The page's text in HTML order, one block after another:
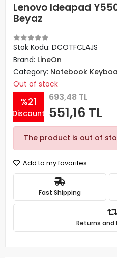
Lenovo Ideapad
Beyaz
Stok Kodu: DCOTFCLAJS
Brand: LineOn
Category: Notebook
Out of stock
%21
Discount
693,48 TL
551,16 TL
The product is out of
Add to my favorites
Fast Shipping
Returns and